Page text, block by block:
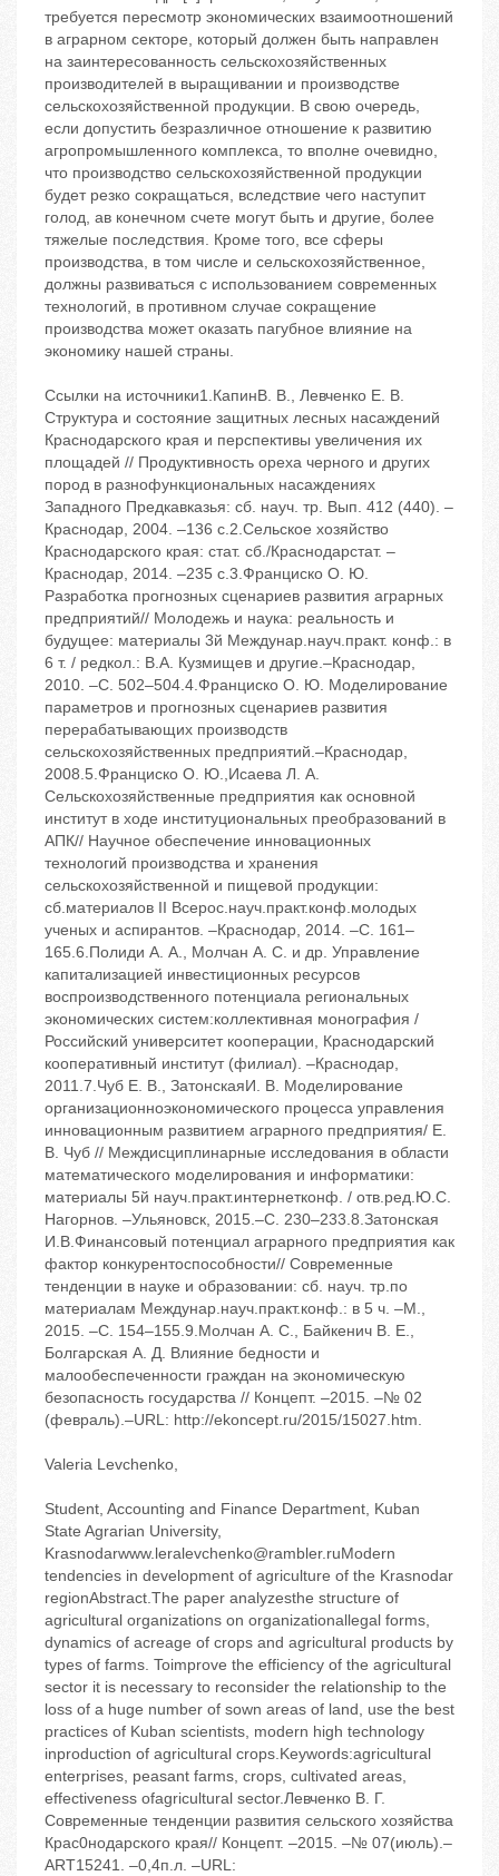
требуется пересмотр экономических взаимоотношений
в аграрном секторе, который должен быть направлен
на заинтересованность сельскохозяйственных
производителей в выращивании и производстве
сельскохозяйственной продукции. В свою очередь,
если допустить безразличное отношение к развитию
агропромышленного комплекса, то вполне очевидно,
что производство сельскохозяйственной продукции
будет резко сокращаться, вследствие чего наступит
голод, ав конечном счете могут быть и другие, более
тяжелые последствия. Кроме того, все сферы
производства, в том числе и сельскохозяйственное,
должны развиваться с использованием современных
технологий, в противном случае сокращение
производства может оказать пагубное влияние на
экономику нашей страны.
Ссылки на источники1.КапинВ. В., Левченко Е. В.
Структура и состояние защитных лесных насаждений
Краснодарского края и перспективы увеличения их
площадей // Продуктивность ореха черного и других
пород в разнофункциональных насаждениях
Западного Предкавказья: сб. науч. тр. Вып. 412 (440). –
Краснодар, 2004. –136 с.2.Сельское хозяйство
Краснодарского края: стат. сб./Краснодарстат. –
Краснодар, 2014. –235 с.3.Франциско О. Ю.
Разработка прогнозных сценариев развития аграрных
предприятий// Молодежь и наука: реальность и
будущее: материалы 3й Междунар.науч.практ. конф.: в
6 т. / редкол.: В.А. Кузмищев и другие.–Краснодар,
2010. –С. 502–504.4.Франциско О. Ю. Моделирование
параметров и прогнозных сценариев развития
перерабатывающих производств
сельскохозяйственных предприятий.–Краснодар,
2008.5.Франциско О. Ю.,Исаева Л. А.
Сельскохозяйственные предприятия как основной
институт в ходе институциональных преобразований в
АПК// Научное обеспечение инновационных
технологий производства и хранения
сельскохозяйственной и пищевой продукции:
сб.материалов II Всерос.науч.практ.конф.молодых
ученых и аспирантов. –Краснодар, 2014. –С. 161–
165.6.Полиди А. А., Молчан А. С. и др. Управление
капитализацией инвестиционных ресурсов
воспроизводственного потенциала региональных
экономических систем:коллективная монография /
Российский университет кооперации, Краснодарский
кооперативный институт (филиал). –Краснодар,
2011.7.Чуб Е. В., ЗатонскаяИ. В. Моделирование
организационноэкономического процесса управления
инновационным развитием аграрного предприятия/ Е.
В. Чуб // Междисциплинарные исследования в области
математического моделирования и информатики:
материалы 5й науч.практ.интернетконф. / отв.ред.Ю.С.
Нагорнов. –Ульяновск, 2015.–С. 230–233.8.Затонская
И.В.Финансовый потенциал аграрного предприятия как
фактор конкурентоспособности// Современные
тенденции в науке и образовании: сб. науч. тр.по
материалам Междунар.науч.практ.конф.: в 5 ч. –М.,
2015. –С. 154–155.9.Молчан А. С., Байкенич В. Е.,
Болгарская А. Д. Влияние бедности и
малообеспеченности граждан на экономическую
безопасность государства // Концепт. –2015. –№ 02
(февраль).–URL: http://ekoncept.ru/2015/15027.htm.
Valeria Levchenko,
Student, Accounting and Finance Department, Kuban
State Agrarian University,
Krasnodarwww.leralevchenko@rambler.ruModern
tendencies in development of agriculture of the Krasnodar
regionAbstract.The paper analyzesthe structure of
agricultural organizations on organizationallegal forms,
dynamics of acreage of crops and agricultural products by
types of farms. Toimprove the efficiency of the agricultural
sector it is necessary to reconsider the relationship to the
loss of a huge number of sown areas of land, use the best
practices of Kuban scientists, modern high technology
inproduction of agricultural crops.Keywords:agricultural
enterprises, peasant farms, crops, cultivated areas,
effectiveness ofagricultural sector.Левченко В. Г.
Современные тенденции развития сельского хозяйства
Крас0нодарского края// Концепт. –2015. –№ 07(июль).–
ART15241. –0,4п.л. –URL: